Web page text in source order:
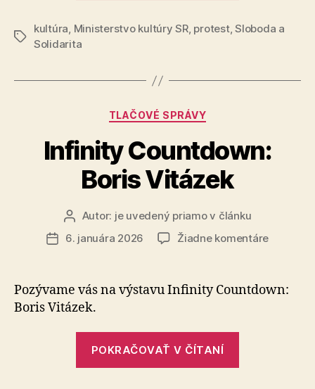
Značky
kultúra, Ministerstvo kultúry SR, protest,Sloboda a
Solidarita
Kategórie
TLAČOVÉ SPRÁVY
Infinity Countdown:
Boris Vitázek
Autor
článku
Autor: je uvedený priamo v článku
Dátum
6. januára 2026 Žiadne komentárena
Pozývame vás na výstavu Infinity Countdown:
Boris Vitázek.
POKRAČOVAŤ V ČÍTANÍ